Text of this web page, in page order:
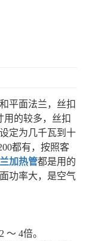
平面法兰，丝扣
用的较多，丝扣
定为几千瓦到十
都有，按照客
加热管都是用的
功率大，是空气
4倍。